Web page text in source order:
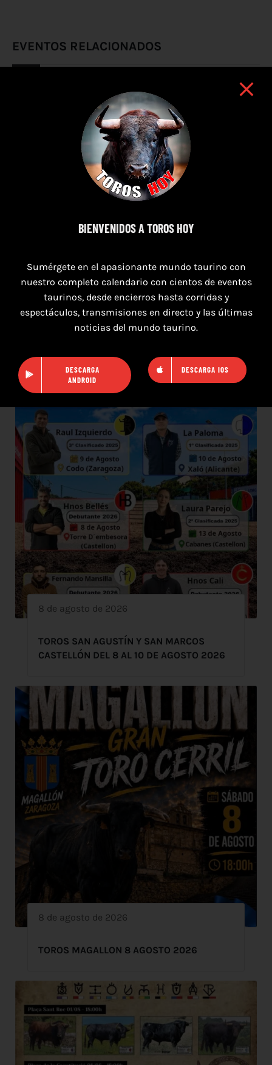
EVENTOS RELACIONADOS
7 de agosto de 2026
8 de agosto de 2026
TOROS SAN AGUSTÍN Y SAN MARCOS
CASTELLÓN DEL 8 AL 10 DE AGOSTO 2026
8 de agosto de 2026
TOROS MAGALLON 8 AGOSTO 2026
BIENVENIDOS A TOROS HOY
Sumérgete en el apasionante mundo taurino con
nuestro completo calendario con cientos de eventos
taurinos, desde encierros hasta corridas y
espectáculos, transmisiones en directo y las últimas
noticias del mundo taurino.
DESCARGA
ANDROID
DESCARGA IOS